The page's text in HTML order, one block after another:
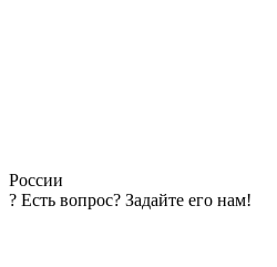
России
? Есть вопрос? Задайте его нам!